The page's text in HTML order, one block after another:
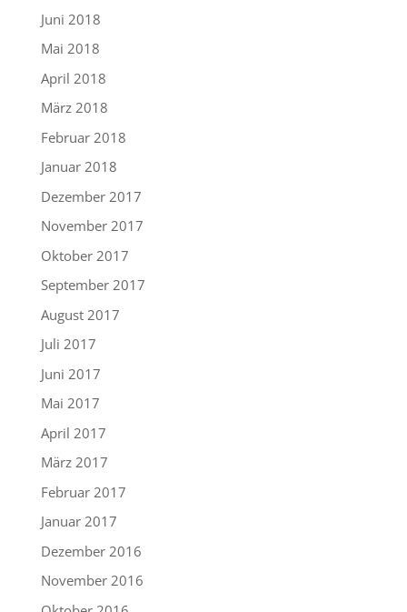
Juni 2018
Mai 2018
April 2018
März 2018
Februar 2018
Januar 2018
Dezember 2017
November 2017
Oktober 2017
September 2017
August 2017
Juli 2017
Juni 2017
Mai 2017
April 2017
März 2017
Februar 2017
Januar 2017
Dezember 2016
November 2016